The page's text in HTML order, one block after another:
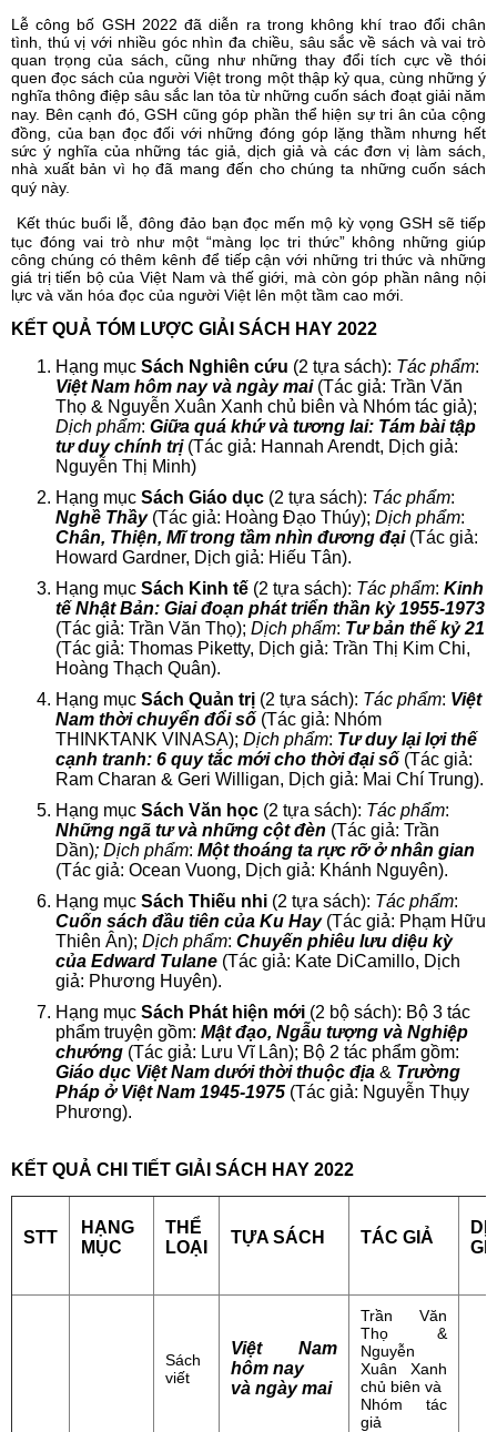
Lễ công bố GSH 2022 đã diễn ra trong không khí trao đổi chân
tình, thú vị với nhiều góc nhìn đa chiều, sâu sắc về sách và vai trò
quan trọng của sách, cũng như những thay đổi tích cực về thói
quen đọc sách của người Việt trong một thập kỷ qua, cùng những ý
nghĩa thông điệp sâu sắc lan tỏa từ những cuốn sách đoạt giải năm
nay. Bên cạnh đó, GSH cũng góp phần thể hiện sự tri ân của cộng
đồng, của bạn đọc đối với những đóng góp lặng thầm nhưng hết
sức ý nghĩa của những tác giả, dịch giả và các đơn vị làm sách,
nhà xuất bản vì họ đã mang đến cho chúng ta những cuốn sách
quý này.
Kết thúc buổi lễ, đông đảo bạn đọc mến mộ kỳ vọng GSH sẽ tiếp
tục đóng vai trò như một “màng lọc tri thức” không những giúp
công chúng có thêm kênh để tiếp cận với những tri thức và những
giá trị tiến bộ của Việt Nam và thế giới, mà còn góp phần nâng nội
lực và văn hóa đọc của người Việt lên một tầm cao mới.
KẾT QUẢ TÓM LƯỢC GIẢI SÁCH HAY 2022
Hạng mục Sách Nghiên cứu (2 tựa sách): Tác phẩm:
Việt Nam hôm nay và ngày mai (Tác giả: Trần Văn
Thọ & Nguyễn Xuân Xanh chủ biên và Nhóm tác giả);
Dịch phẩm: Giữa quá khứ và tương lai: Tám bài tập
tư duy chính trị (Tác giả: Hannah Arendt, Dịch giả:
Nguyễn Thị Minh)
Hạng mục Sách Giáo dục (2 tựa sách): Tác phẩm:
Nghề Thầy (Tác giả: Hoàng Đạo Thúy); Dịch phẩm:
Chân, Thiện, Mĩ trong tầm nhìn đương đại (Tác giả:
Howard Gardner, Dịch giả: Hiếu Tân).
Hạng mục Sách Kinh tế (2 tựa sách): Tác phẩm: Kinh
tế Nhật Bản: Giai đoạn phát triển thần kỳ 1955-1973
(Tác giả: Trần Văn Thọ); Dịch phẩm: Tư bản thế kỷ 21
(Tác giả: Thomas Piketty, Dịch giả: Trần Thị Kim Chi,
Hoàng Thạch Quân).
Hạng mục Sách Quản trị (2 tựa sách): Tác phẩm: Việt
Nam thời chuyển đổi số (Tác giả: Nhóm
THINKTANK VINASA); Dịch phẩm: Tư duy lại lợi thế
cạnh tranh: 6 quy tắc mới cho thời đại số (Tác giả:
Ram Charan & Geri Willigan, Dịch giả: Mai Chí Trung).
Hạng mục Sách Văn học (2 tựa sách): Tác phẩm:
Những ngã tư và những cột đèn (Tác giả: Trần
Dần); Dịch phẩm: Một thoáng ta rực rỡ ở nhân gian
(Tác giả: Ocean Vuong, Dịch giả: Khánh Nguyên).
Hạng mục Sách Thiếu nhi (2 tựa sách): Tác phẩm:
Cuốn sách đầu tiên của Ku Hay (Tác giả: Phạm Hữu
Thiên Ân); Dịch phẩm: Chuyến phiêu lưu diệu kỳ
của Edward Tulane (Tác giả: Kate DiCamillo, Dịch
giả: Phương Huyên).
Hạng mục Sách Phát hiện mới (2 bộ sách): Bộ 3 tác
phẩm truyện gồm: Mật đạo, Ngẫu tượng và Nghiệp
chướng (Tác giả: Lưu Vĩ Lân); Bộ 2 tác phẩm gồm:
Giáo dục Việt Nam dưới thời thuộc địa & Trường
Pháp ở Việt Nam 1945-1975 (Tác giả: Nguyễn Thụy
Phương).
KẾT QUẢ CHI TIẾT GIẢI SÁCH HAY 2022
STT
HẠNG
MỤC
THỂ
LOẠI
TỰA SÁCH TÁC GIẢ
Sách
viết
Việt Nam
hôm nay
và ngày mai
Trần Văn
Thọ &
Nguyễn
Xuân Xanh
chủ biên và
Nhóm tác
giả